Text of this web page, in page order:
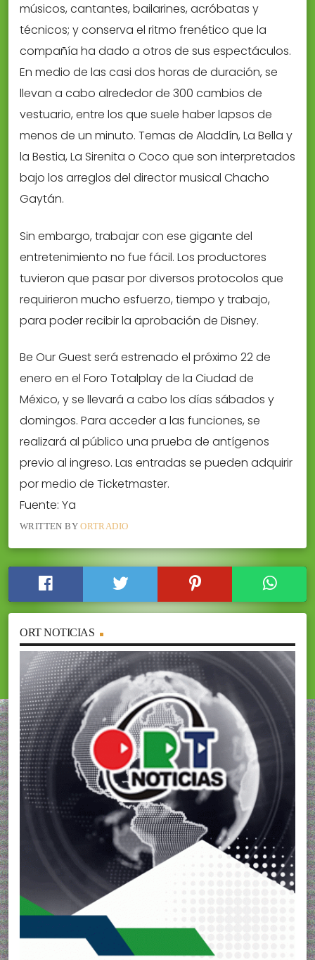
músicos, cantantes, bailarines, acróbatas y
técnicos; y conserva el ritmo frenético que la
compañía ha dado a otros de sus espectáculos.
En medio de las casi dos horas de duración, se
llevan a cabo alrededor de 300 cambios de
vestuario, entre los que suele haber lapsos de
menos de un minuto. Temas de Aladdín, La Bella y
la Bestia, La Sirenita o Coco que son interpretados
bajo los arreglos del director musical Chacho
Gaytán.
Sin embargo, trabajar con ese gigante del
entretenimiento no fue fácil. Los productores
tuvieron que pasar por diversos protocolos que
requirieron mucho esfuerzo, tiempo y trabajo,
para poder recibir la aprobación de Disney.
Be Our Guest será estrenado el próximo 22 de
enero en el Foro Totalplay de la Ciudad de
México, y se llevará a cabo los días sábados y
domingos. Para acceder a las funciones, se
realizará al público una prueba de antígenos
previo al ingreso. Las entradas se pueden adquirir
por medio de Ticketmaster.
Fuente: Ya
WRITTEN BYORTRADIO
ORT NOTICIAS